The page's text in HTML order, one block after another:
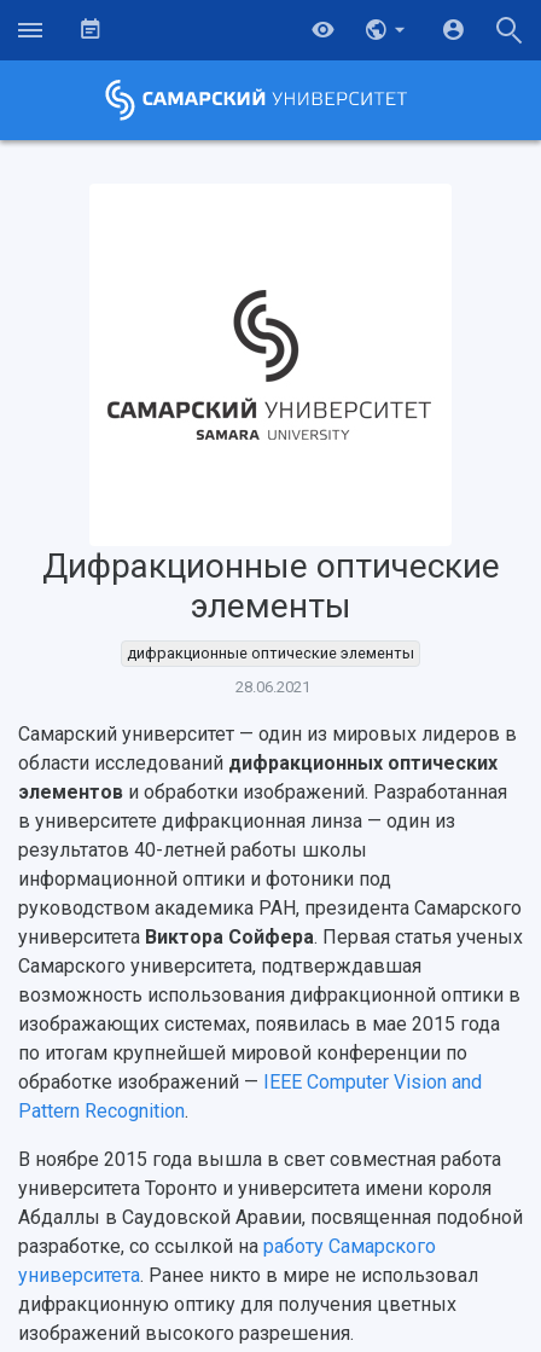
Об университете
Рейтинги
Руководство
Наблюдательный совет
Попечительский совет
Ученый совет
Ректорат
Кадровый резерв
Персоналии
Сотрудники и преподаватели
Заслуженные деятели
Структура университета
Институты и факультеты
Кафедры
Научные подразделения
Отделы и службы
Общественные организации
Институт искусственного интеллекта
Инжиниринговый центр
Объявления
СМИ об университете
Пресс-центр
Газета "Полет"
Газета "Самарский университет"
Мы в соцсетях
Мультимедиа
Подкасты
Просветительский проект "Одержимы
Образование
Почему я выбираю Самарский университет?
Бакалавриат и специалитет
Магистратура
Аспирантура
Формы обучения
Учебные планы
Дополнительное образование
Институты и факультеты
Образовательные программы
Профессорско-преподавательский состав
Расписание занятий
Стипендии
Тестирование иностранных граждан на
знание русского языка, истории России и
основ законодательства РФ
Платные образовательные услуги
Скидки на обучение
Научно-исследовательская деятельность
Основные научные направления
Диссертационные советы
Подготовка научных кадров
Конкурс на замещение должностей научных
работников
Научно-технический совет
Научные проекты и темы
Аспирантура и докторантура
Справочные материалы
Научная инфраструктура
Научно-исследовательские подразделения
исследовательской деятельностью
Материальная база
Подразделения научного обслуживания
Организационные документы
Результаты научно-исследовательской
деятельности
Дифракционные оптические
элементы
дифракционные оптические элементы
28.06.2021
Самарский университет — один из мировых лидеров в
области исследований дифракционных оптических
элементов и обработки изображений. Разработанная
в университете дифракционная линза — один из
результатов 40-летней работы школы
информационной оптики и фотоники под
руководством академика РАН, президента Самарского
университета Виктора Сойфера. Первая статья ученых
Самарского университета, подтверждавшая
возможность использования дифракционной оптики в
изображающих системах, появилась в мае 2015 года
по итогам крупнейшей мировой конференции по
обработке изображений —
IEEE Computer Vision and
Pattern Recognition.
В ноябре 2015 года вышла в свет совместная работа
университета Торонто и университета имени короля
Абдаллы в Саудовской Аравии, посвященная подобной
разработке, со ссылкой на работу Самарского
университета. Ранее никто в мире не использовал
дифракционную оптику для получения цветных
изображений высокого разрешения.